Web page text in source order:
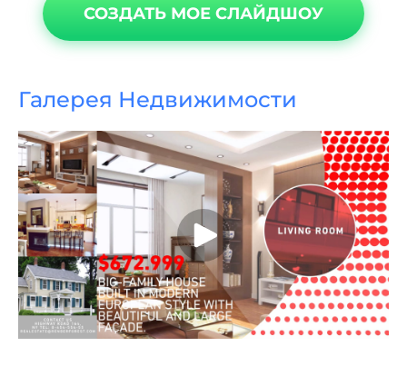
СОЗДАТЬ МОЕ СЛАЙДШОУ
Галерея Недвижимости